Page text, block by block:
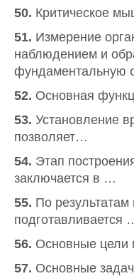
50. Критическое
51. Измерение
наблюдением и
фундаментальную
52. Основная
53. Установление
позволяет…
54. Этап
заключается в …
55. По
подготавливается
56. Основные цели
57. Основные